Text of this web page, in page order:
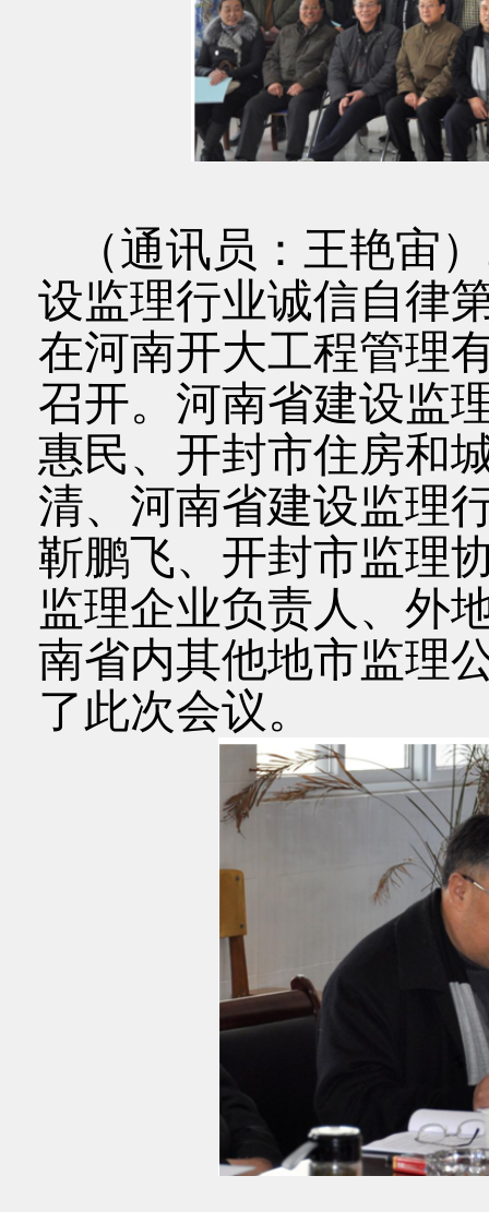
（通讯员：王艳宙
设监理行业诚信自律
在河南开大工程管理
召开。河南省建设监
惠民、开封市住房和
清、河南省建设监理
靳鹏飞、开封市监理
监理企业负责人、外
南省内其他地市监理
了此次会议。